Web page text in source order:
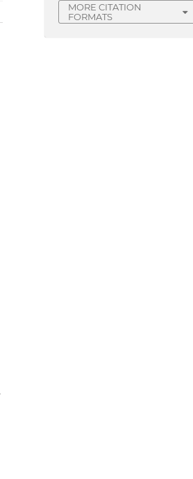
MORE CITATION
FORMATS